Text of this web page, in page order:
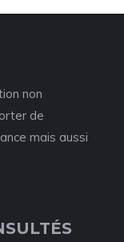
non
de
mais aussi